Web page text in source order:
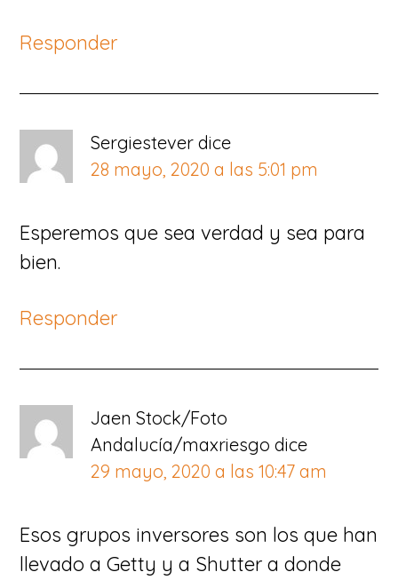
Responder
Sergiestever dice
28 mayo, 2020 a las 5:01 pm
Esperemos que sea verdad y sea para
bien.
Responder
Jaen Stock/Foto
Andalucía/maxriesgo dice
29 mayo, 2020 a las 10:47 am
Esos grupos inversores son los que han
llevado a Getty y a Shutter a donde